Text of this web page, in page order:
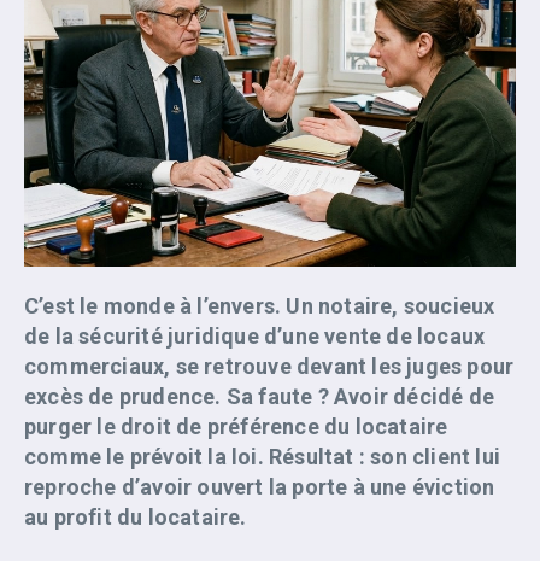
C’est le monde à l’envers. Un notaire, soucieux
de la sécurité juridique d’une vente de locaux
commerciaux, se retrouve devant les juges pour
excès de prudence. Sa faute ? Avoir décidé de
purger le droit de préférence du locataire
comme le prévoit la loi. Résultat : son client lui
reproche d’avoir ouvert la porte à une éviction
au profit du locataire.